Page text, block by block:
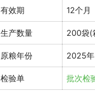
有效期 12个月
生产数量 200袋(
原粮年份 2025年
检验单 批次检